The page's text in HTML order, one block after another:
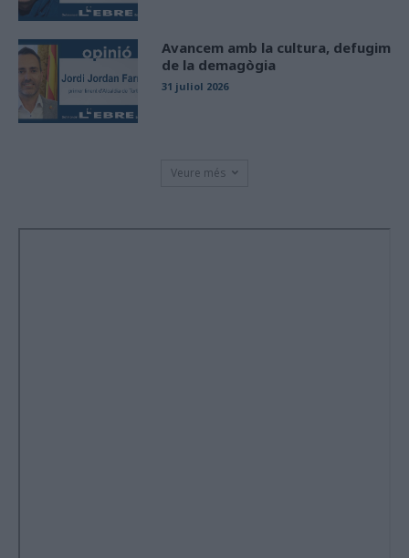
Avancem amb la cultura, defugim
de la demagògia
31 juliol 2026
Veure més